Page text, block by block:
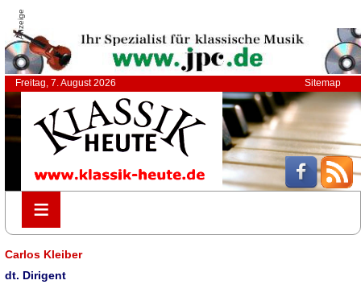
Anzeige
Freitag, 7. August 2026 Sitemap
≡
≡
Carlos Kleiber
dt. Dirigent